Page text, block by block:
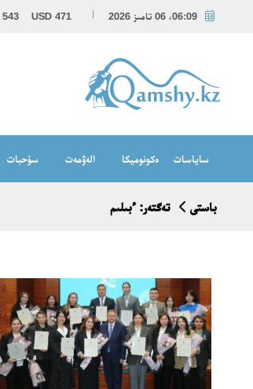
06:09، 06 تامىز 2026 USD 471
543
ساياسات ەكونوميكا الەۋمەت سۇحبات
باستى تەگتەر: ءبىلىم